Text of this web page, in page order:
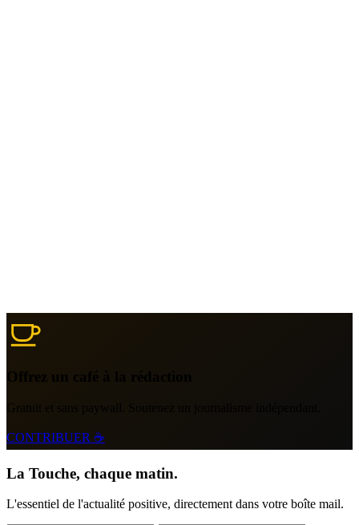
Offrez un café à la rédaction
CONTRIBUER ☕
La Touche, chaque matin.
L'essentiel de l'actualité positive, directement dans votre boîte mail.